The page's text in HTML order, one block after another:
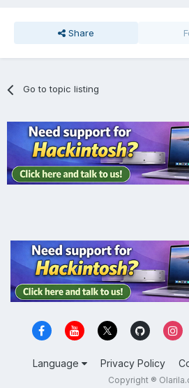
Share
Go to topic listing
Language Privacy Policy
Copyright ®